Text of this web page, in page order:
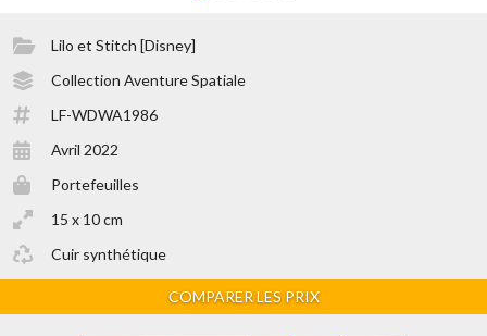
Lilo et Stitch [Disney]
Collection Aventure Spatiale
LF-WDWA1986
Avril 2022
Portefeuilles
15 x 10 cm
Cuir synthétique
COMPARER LES PRIX